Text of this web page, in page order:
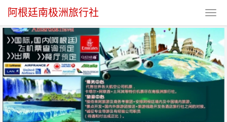
阿根廷南极洲旅行社
阿根廷南极洲旅行社